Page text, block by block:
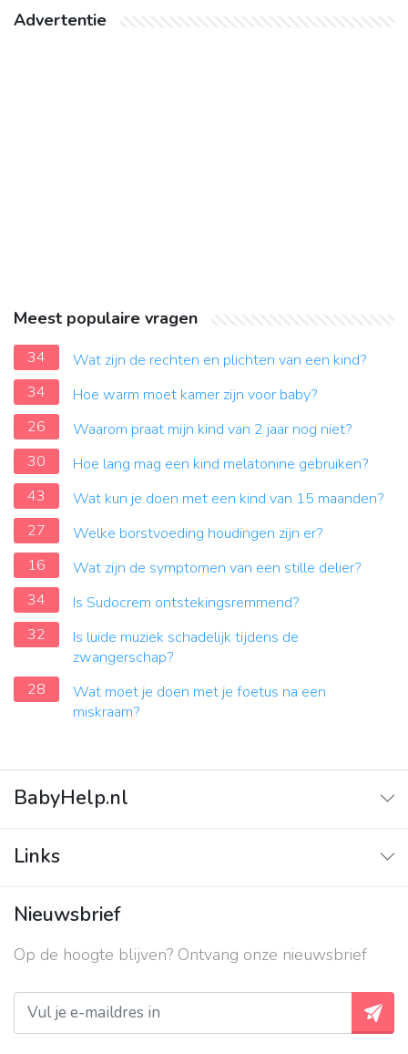
Advertentie
Meest populaire vragen
34
Wat zijn de rechten en plichten van een kind?
34
Hoe warm moet kamer zijn voor baby?
26
Waarom praat mijn kind van 2 jaar nog niet?
30
Hoe lang mag een kind melatonine gebruiken?
43
Wat kun je doen met een kind van 15 maanden?
27
Welke borstvoeding houdingen zijn er?
16
Wat zijn de symptomen van een stille delier?
34
Is Sudocrem ontstekingsremmend?
32
Is luide muziek schadelijk tijdens de
zwangerschap?
28
Wat moet je doen met je foetus na een
miskraam?
BabyHelp.nl
Vraag & Antwoord
Links
Contact
Over ons
Privacy beleid
Nieuwsbrief
Op de hoogte blijven? Ontvang onze nieuwsbrief